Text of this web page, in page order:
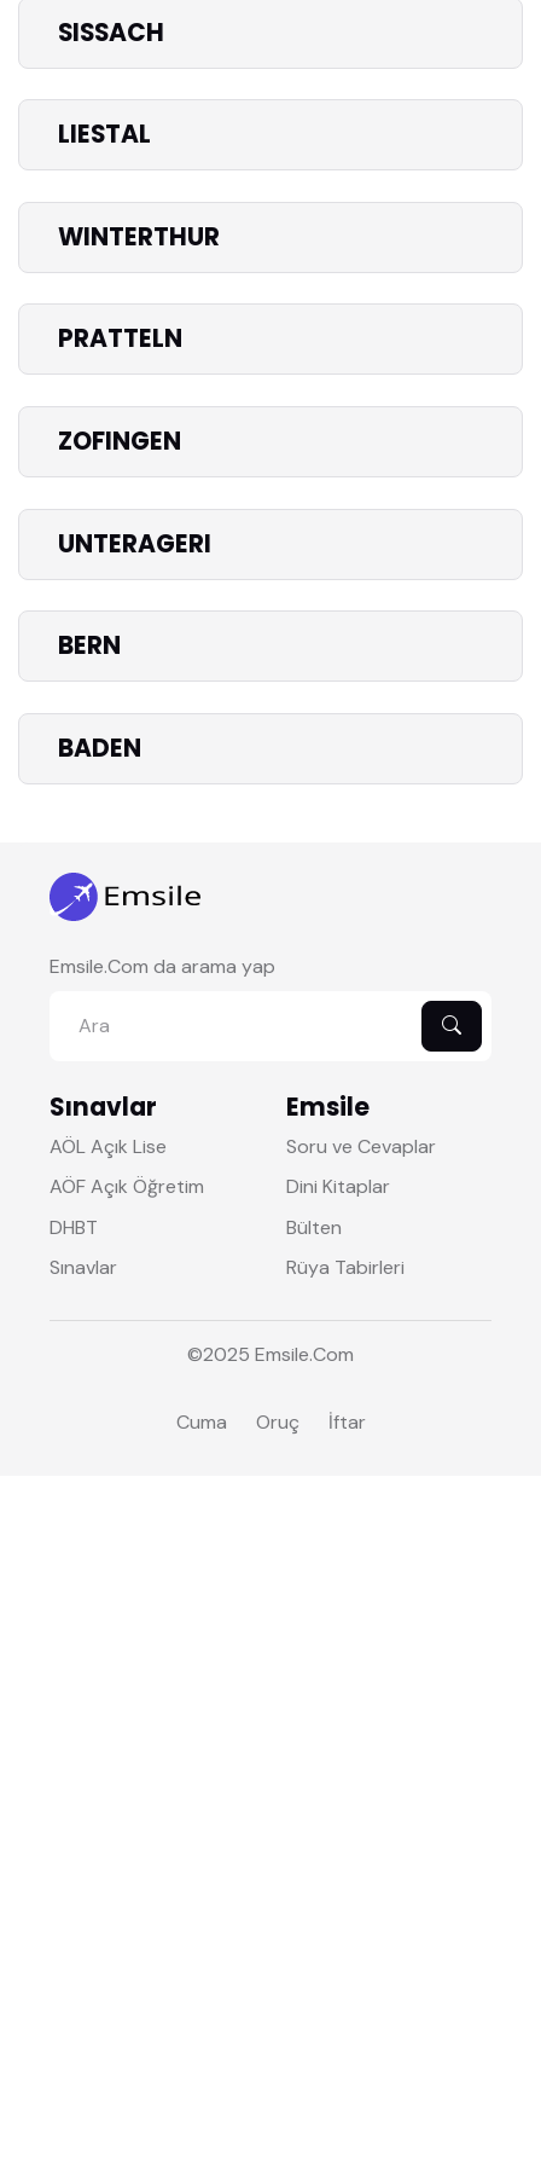
SISSACH
LIESTAL
WINTERTHUR
PRATTELN
ZOFINGEN
UNTERAGERI
BERN
BADEN
Emsile.Com da arama yap
Sınavlar
AÖL Açık Lise
AÖF Açık Öğretim
DHBT
Sınavlar
Emsile
Soru ve Cevaplar
Dini Kitaplar
Bülten
Rüya Tabirleri
©2025 Emsile.Com
Cuma Oruç İftar